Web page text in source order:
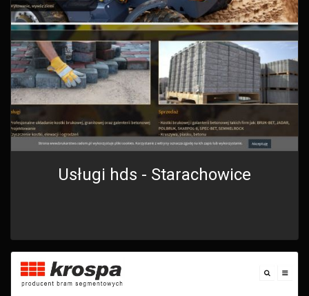
Usługi hds - Starachowice